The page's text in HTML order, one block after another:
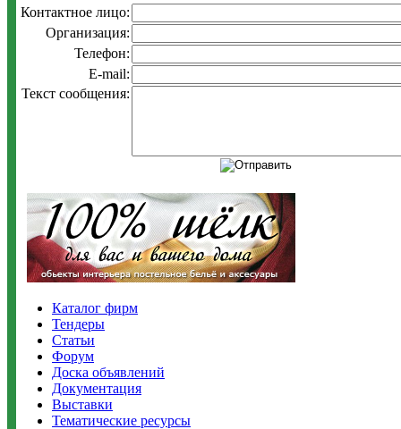
Контактное лицо:
Организация:
Телефон:
E-mail:
Текст сообщения:
Каталог фирм
Тендеры
Статьи
Форум
Доска объявлений
Документация
Выставки
Тематические ресурсы